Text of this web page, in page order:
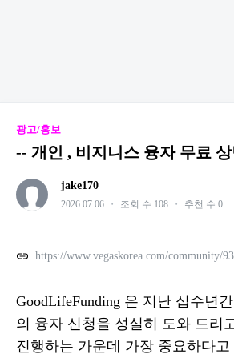
광고/홍보
-- 개인 , 비지니스 융자 무료
jake170
2026.07.06 ・ 조회 수 108 ・ 추천 수 0
https://www.vegaskorea.com/community/
GoodLifeFunding 은 지난 십수년
의 융자 신청을 성실히 도와 드리
진행하는 가운데 가장 중요하다